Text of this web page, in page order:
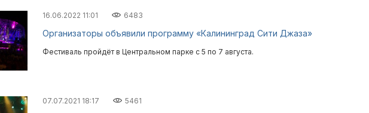
16.06.2022 11:01 6483
Организаторы объявили программу «Калининград Сити Джаза»
Фестиваль пройдёт в Центральном парке с 5 по 7 августа.
07.07.2021 18:17 5461